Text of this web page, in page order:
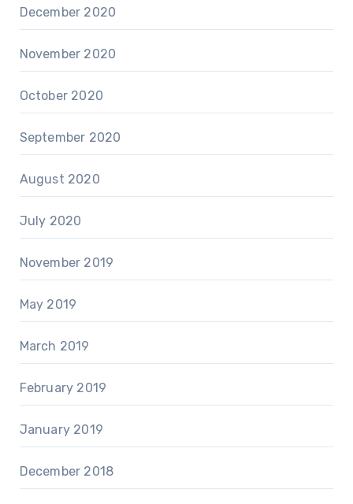
December 2020
November 2020
October 2020
September 2020
August 2020
July 2020
November 2019
May 2019
March 2019
February 2019
January 2019
December 2018